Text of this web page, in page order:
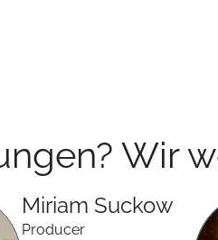
Wir
Miriam Suckow
Producer